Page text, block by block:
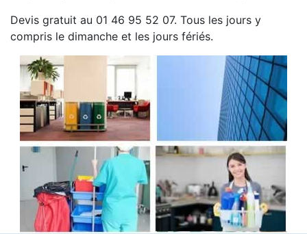
Devis gratuit au 01 46 95 52 07. Tous les jours y
compris le dimanche et les jours fériés.